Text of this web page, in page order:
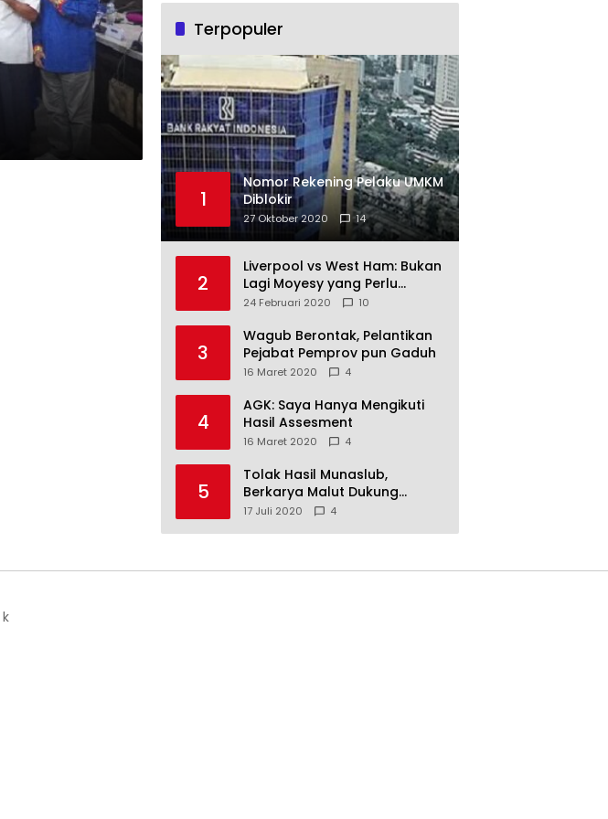
Terpopuler
1
Nomor Rekening Pelaku UMKM
Diblokir
27 Oktober 2020 14
2
Liverpool vs West Ham: Bukan
Lagi Moyesy yang Perlu
Ditakuti
24 Februari 2020 10
3
Wagub Berontak, Pelantikan
Pejabat Pemprov pun Gaduh
16 Maret 2020 4
4
AGK: Saya Hanya Mengikuti
Hasil Assesment
16 Maret 2020 4
5
Tolak Hasil Munaslub,
Berkarya Malut Dukung
Tommy Soeharto
17 Juli 2020 4
k